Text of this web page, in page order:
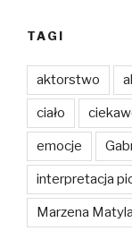
TAGI
aktorstwo
ciało
emocje
interpretacja
Marzena Matyla